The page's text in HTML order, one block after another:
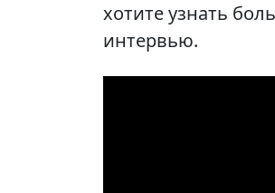
хотите узнать
интервью.